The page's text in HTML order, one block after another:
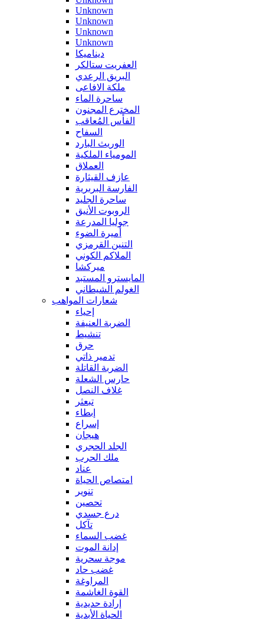
Unknown
Unknown
Unknown
Unknown
ديناميكا
العفريت ستالكر
البريق الرعدي
ملكة الافاعى
ساحرة الماء
المخترع المجنون
الفأس المُعاقب
السفاح
الوريث البارد
المومياء الملكية
العملاق
عازف القيثارة
الفارسة البربرية
ساحرة الجليد
الروبوت الأنيق
جوليا المدرعة
أميرة الضوء
التنين القرمزي
الملاكم الكوني
ميركشا
المايسترو المستبد
الغولم الشيطاني
شعارات المواهب
إحياء
الضربة العنيفة
تنشيط
حرق
تدمير ذاتي
الضربة القاتلة
حارس الشعلة
غلاف النصل
تبعثر
إبطاء
إسراع
هيجان
الجلد الحجري
ملك الحرب
عناد
امتصاص الحياة
تنوير
تحصين
درع جسدي
تآكل
غضب السماء
إدانة الموت
موجة سحرية
غضب حاد
المراوغة
القوة الغاشمة
إرادة حديدية
الحياة الأبدية